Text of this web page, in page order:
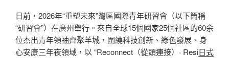
日前，2026年“重塑未來”灣區國際青年研習會（以下簡稱
“研習會”）在廣州舉行。來自全球15個國家25個社區的60余
位杰出青年領袖齊聚羊城，圍繞科技創新、綠色發展、身
心安康三年夜領域，以 “Reconnect（從頭連接）· Resi日式